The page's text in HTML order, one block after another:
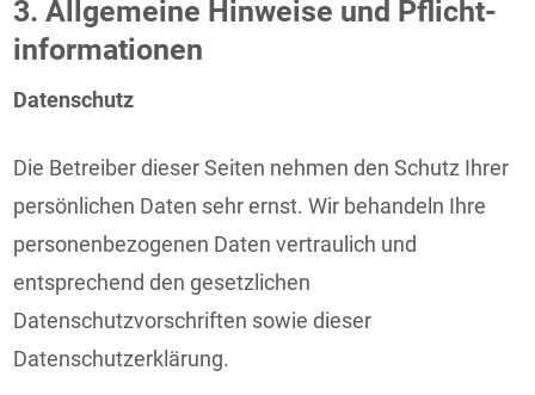
3. Allgemeine Hinweise und Pflicht­
informationen
Datenschutz
Die Betreiber dieser Seiten nehmen den Schutz Ihrer
persönlichen Daten sehr ernst. Wir behandeln Ihre
personenbezogenen Daten vertraulich und
entsprechend den gesetzlichen
Datenschutzvorschriften sowie dieser
Datenschutzerklärung.